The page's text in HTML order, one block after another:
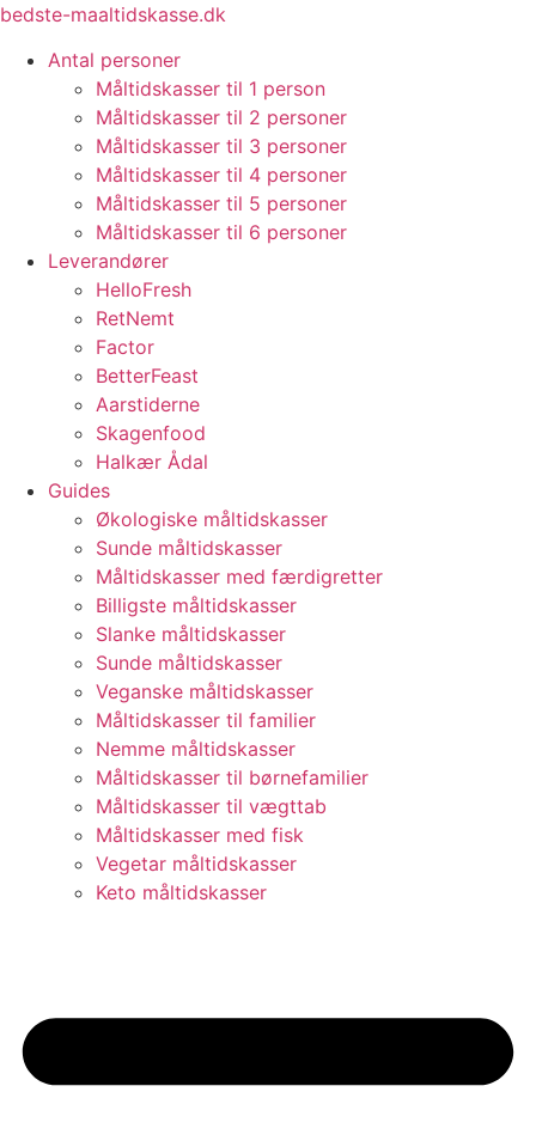
Videre
indhold
bedste-maaltidskasse.dk
Antal personer
Måltidskasser til 1 person
Måltidskasser til 2 personer
Måltidskasser til 3 personer
Måltidskasser til 4 personer
Måltidskasser til 5 personer
Måltidskasser til 6 personer
Leverandører
HelloFresh
RetNemt
Factor
BetterFeast
Aarstiderne
Skagenfood
Halkær Ådal
Guides
Økologiske måltidskasser
Sunde måltidskasser
Måltidskasser med færdigretter
Billigste måltidskasser
Slanke måltidskasser
Sunde måltidskasser
Veganske måltidskasser
Måltidskasser til familier
Nemme måltidskasser
Måltidskasser til børnefamilier
Måltidskasser til vægttab
Måltidskasser med fisk
Vegetar måltidskasser
Keto måltidskasser